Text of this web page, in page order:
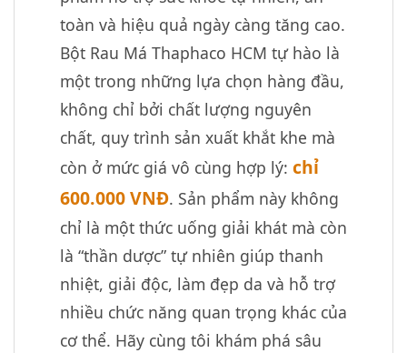
toàn và hiệu quả ngày càng tăng cao.
Bột Rau Má Thaphaco HCM tự hào là
một trong những lựa chọn hàng đầu,
không chỉ bởi chất lượng nguyên
chất, quy trình sản xuất khắt khe mà
còn ở mức giá vô cùng hợp lý: chỉ
600.000 VNĐ. Sản phẩm này không
chỉ là một thức uống giải khát mà còn
là “thần dược” tự nhiên giúp thanh
nhiệt, giải độc, làm đẹp da và hỗ trợ
nhiều chức năng quan trọng khác của
cơ thể. Hãy cùng tôi khám phá sâu